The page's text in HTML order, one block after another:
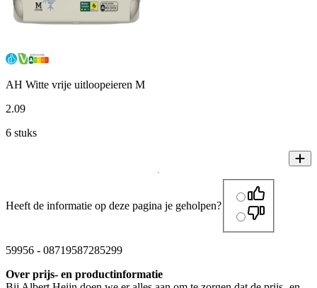
AH Witte vrije uitloopeieren M
2.09
6 stuks
Heeft de informatie op deze pagina je geholpen?
59956 - 08719587285299
Over prijs- en productinformatie